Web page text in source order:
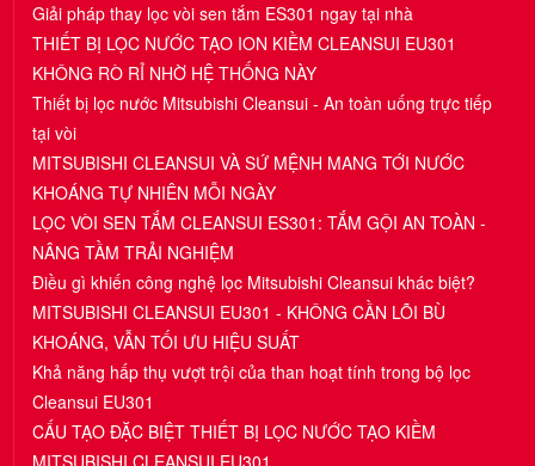
Giải pháp thay lọc vòi sen tắm ES301 ngay tại nhà
THIẾT BỊ LỌC NƯỚC TẠO ION KIỀM CLEANSUI EU301
KHÔNG RÒ RỈ NHỜ HỆ THỐNG NÀY
Thiết bị lọc nước Mitsubishi Cleansui - An toàn uống trực tiếp
tại vòi
MITSUBISHI CLEANSUI VÀ SỨ MỆNH MANG TỚI NƯỚC
KHOÁNG TỰ NHIÊN MỖI NGÀY
LỌC VÒI SEN TẮM CLEANSUI ES301: TẮM GỘI AN TOÀN -
NÂNG TẦM TRẢI NGHIỆM
Điều gì khiến công nghệ lọc Mitsubishi Cleansui khác biệt?
MITSUBISHI CLEANSUI EU301 - KHÔNG CẦN LÕI BÙ
KHOÁNG, VẪN TỐI ƯU HIỆU SUẤT
Khả năng hấp thụ vượt trội của than hoạt tính trong bộ lọc
Cleansui EU301
CẤU TẠO ĐẶC BIỆT THIẾT BỊ LỌC NƯỚC TẠO KIỀM
MITSUBISHI CLEANSUI EU301